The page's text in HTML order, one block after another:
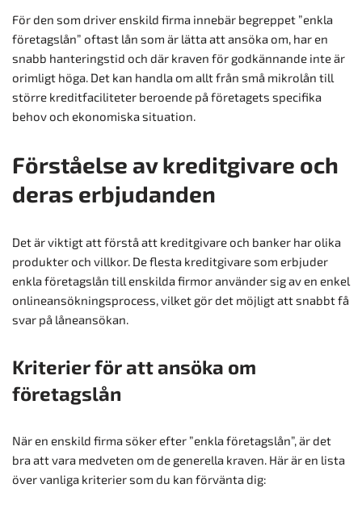
För den som driver enskild firma innebär begreppet ”enkla
företagslån” oftast lån som är lätta att ansöka om, har en
snabb hanteringstid och där kraven för godkännande inte är
orimligt höga. Det kan handla om allt från små mikrolån till
större kreditfaciliteter beroende på företagets specifika
behov och ekonomiska situation.
Förståelse av kreditgivare och
deras erbjudanden
Det är viktigt att förstå att kreditgivare och banker har olika
produkter och villkor. De flesta kreditgivare som erbjuder
enkla företagslån till enskilda firmor använder sig av en enkel
onlineansökningsprocess, vilket gör det möjligt att snabbt få
svar på låneansökan.
Kriterier för att ansöka om
företagslån
När en enskild firma söker efter ”enkla företagslån”, är det
bra att vara medveten om de generella kraven. Här är en lista
över vanliga kriterier som du kan förvänta dig: